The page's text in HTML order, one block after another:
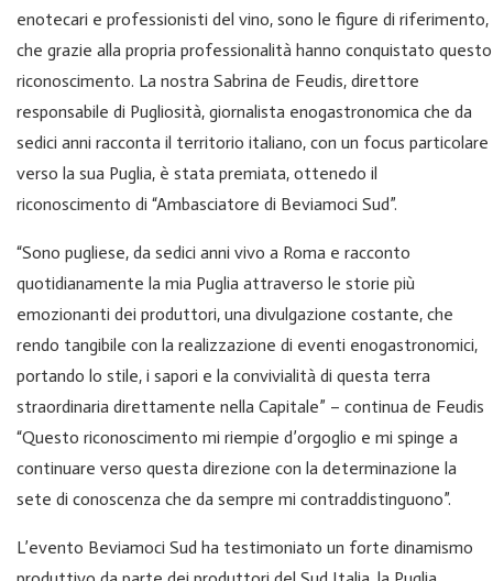
enotecari e professionisti del vino, sono le figure di riferimento,
che grazie alla propria professionalità hanno conquistato questo
riconoscimento. La nostra Sabrina de Feudis, direttore
responsabile di Pugliosità, giornalista enogastronomica che da
sedici anni racconta il territorio italiano, con un focus particolare
verso la sua Puglia, è stata premiata, ottenedo il
riconoscimento di “Ambasciatore di Beviamoci Sud”.
“Sono pugliese, da sedici anni vivo a Roma e racconto
quotidianamente la mia Puglia attraverso le storie più
emozionanti dei produttori, una divulgazione costante, che
rendo tangibile con la realizzazione di eventi enogastronomici,
portando lo stile, i sapori e la convivialità di questa terra
straordinaria direttamente nella Capitale” – continua de Feudis
“Questo riconoscimento mi riempie d’orgoglio e mi spinge a
continuare verso questa direzione con la determinazione la
sete di conoscenza che da sempre mi contraddistinguono”.
L’evento Beviamoci Sud ha testimoniato un forte dinamismo